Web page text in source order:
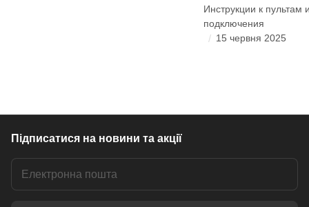
Инструкции к пультам
подключения
/ 15 червня 2025
Підписатися на новини та акції